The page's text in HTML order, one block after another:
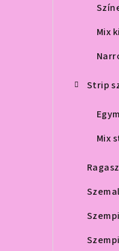
Mix
Strip
Mix